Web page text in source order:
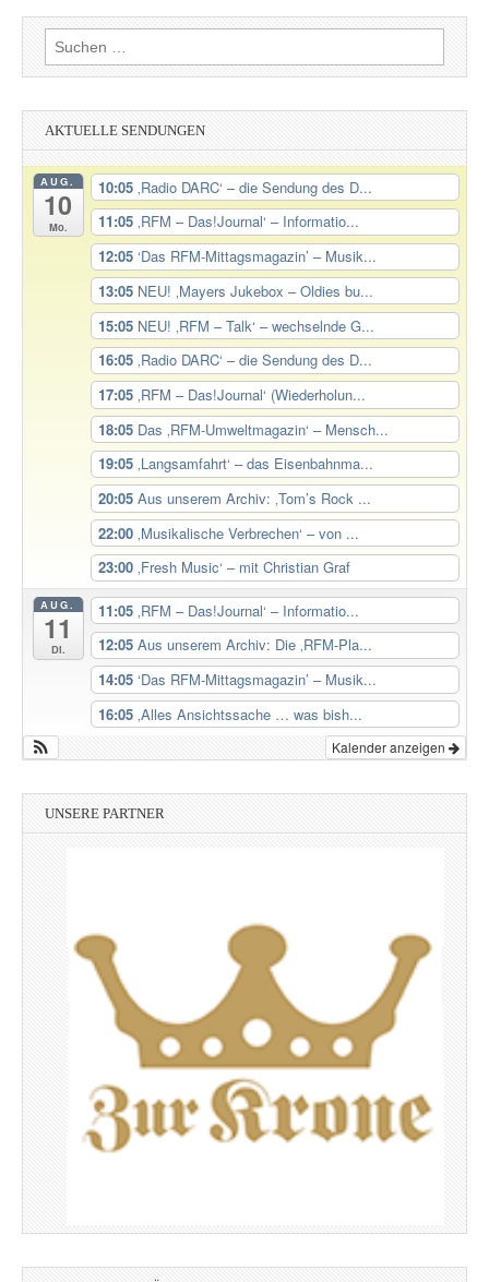
Suchen
nach:
AKTUELLE SENDUNGEN
AUG.
10
Mo.
10:05 ‚Radio DARC‘ – die Sendung des D...
11:05 ‚RFM – Das!Journal‘ – Informatio...
12:05 ‘Das RFM-Mittagsmagazin’ – Musik...
13:05 NEU! ‚Mayers Jukebox – Oldies bu...
15:05 NEU! ‚RFM – Talk‘ – wechselnde G...
16:05 ‚Radio DARC‘ – die Sendung des D...
17:05 ‚RFM – Das!Journal‘ (Wiederholun...
18:05 Das ‚RFM-Umweltmagazin‘ – Mensch...
19:05 ‚Langsamfahrt‘ – das Eisenbahnma...
20:05 Aus unserem Archiv: ‚Tom’s Rock ...
22:00 ‚Musikalische Verbrechen‘ – von ...
23:00 ‚Fresh Music‘ – mit Christian Graf
AUG.
11
Di.
11:05 ‚RFM – Das!Journal‘ – Informatio...
12:05 Aus unserem Archiv: Die ‚RFM-Pla...
14:05 ‘Das RFM-Mittagsmagazin’ – Musik...
16:05 ‚Alles Ansichtssache … was bish...
Kalender anzeigen
UNSERE PARTNER